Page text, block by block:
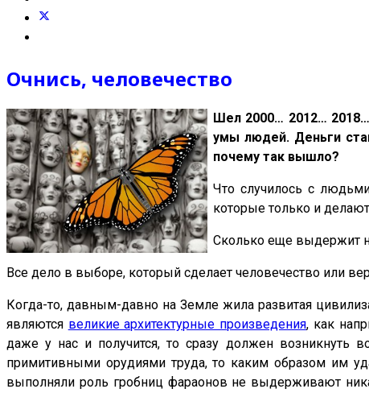
Очнись, человечество
Шел 2000… 2012… 2018…
умы людей. Деньги
почему так вышло?
Что случилось с
которые только и
Сколько еще выдержит
Все дело в выборе, который сделает человечество или
Когда-то, давным-давно на Земле жила развитая
являются великие архитектурные произведения, как
даже у нас и получится, то сразу должен
примитивными орудиями труда, то каким образом им
выполняли роль гробниц фараонов не выдерживают